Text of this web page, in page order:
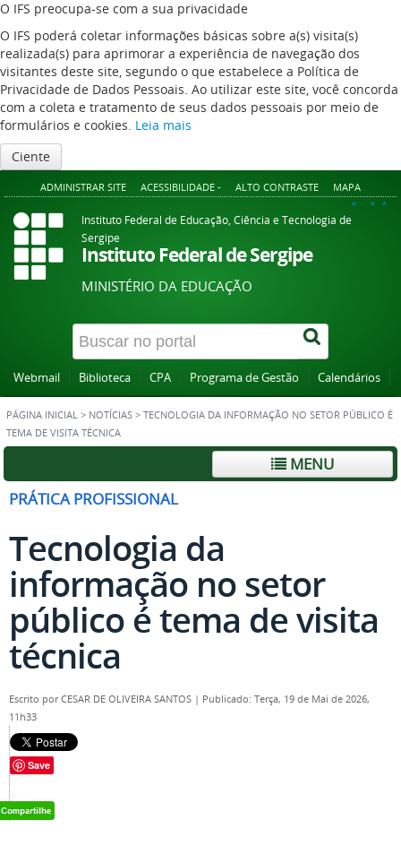
O IFS preocupa-se com a sua privacidade
O IFS poderá coletar informações básicas sobre a(s) visita(s)
realizada(s) para aprimorar a experiência de navegação dos
visitantes deste site, segundo o que estabelece a Política de
Privacidade de Dados Pessoais. Ao utilizar este site, você concorda
com a coleta e tratamento de seus dados pessoais por meio de
formulários e cookies. Leia mais
Ciente
ADMINISTRAR SITE ACESSIBILIDADE - ALTO CONTRASTE MAPA
A+ A A-
Instituto Federal de Educação, Ciência e Tecnologia de
Sergipe
Instituto Federal de Sergipe
MINISTÉRIO DA EDUCAÇÃO
Webmail Biblioteca CPA Programa de Gestão Calendários
PÁGINA INICIAL > NOTÍCIAS > TECNOLOGIA DA INFORMAÇÃO NO SETOR PÚBLICO É
TEMA DE VISITA TÉCNICA
MENU
PRÁTICA PROFISSIONAL
Tecnologia da
informação no setor
público é tema de visita
técnica
Escrito porCESAR DE OLIVEIRA SANTOS | Publicado: Terça, 19 de Mai de 2026,
11h33
Save